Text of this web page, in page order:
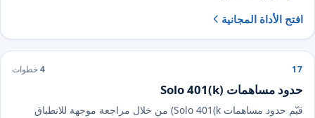
افتح الأداة المجانية
17
4خطوات
حدود مساهمات Solo 401(k)
قيّم حدود مساهمات Solo 401(k) من خلال مراجعة موجهة للانطباق